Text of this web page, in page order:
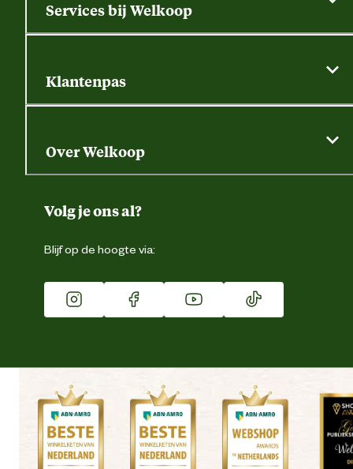
Contactformulier
Retouren, service en garantie
Services bij Welkoop
Dierspecialist
Klantenpas
Gegevens wijzigen
Over Welkoop
Duurzaamheid
Franchise
Vacatures
Winkels
Volg je ons al?
Blijf op de hoogte via: